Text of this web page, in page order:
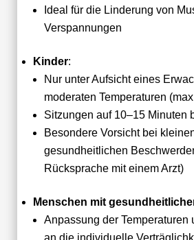
Ideal für die Linderung von
Verspannungen
Kinder:
Nur unter Aufsicht eines
moderaten Temperaturen
Sitzungen auf 10–15 Minuten
Besondere Vorsicht bei
gesundheitlichen
Rücksprache mit einem Arzt)
Menschen mit
Anpassung der Temperaturen
an die individuelle